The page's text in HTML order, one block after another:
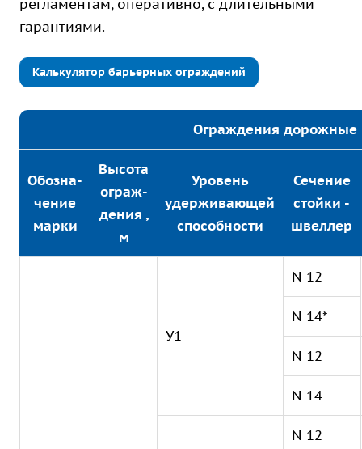
регламентам, оперативно, с длительными
гарантиями.
Калькулятор барьерных ограждений
Ограждения дорожные
Обозна-
чение
марки
Высота
ограж-
дения ,
м
Уровень
удерживающей
способности
Сечение
стойки -
швеллер
У1
N 12
N 14*
N 12
N 14
N 12